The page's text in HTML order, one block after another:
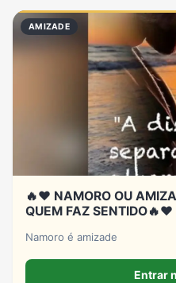
AMIZADE
🔥❤️ NAMORO OU
QUEM FAZ SENTIDO🔥❤️
Namoro é amizade
Entrar